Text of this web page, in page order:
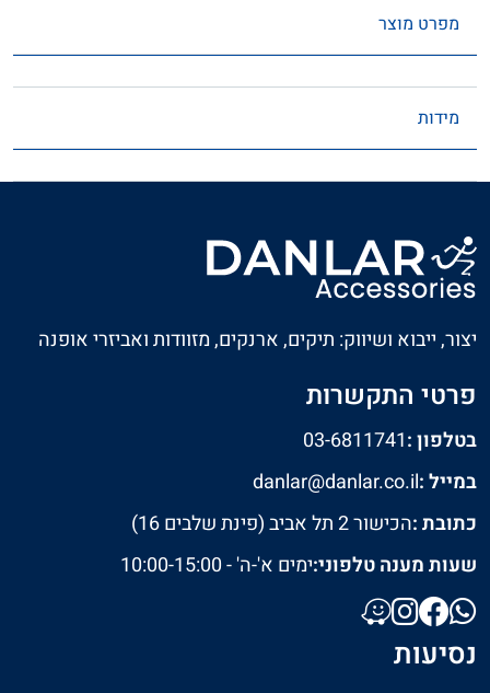
מפרט מוצר
מידות
יצור, ייבוא ושיווק: תיקים, ארנקים, מזוודות ואביזרי אופנה
פרטי התקשרות
בטלפון :03-6811741
במייל :danlar@danlar.co.il
כתובת :הכישור 2 תל אביב (פינת שלבים 16)
שעות מענה טלפוני:ימים א'-ה' - 10:00-15:00
נסיעות